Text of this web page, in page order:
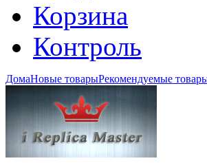
Корзина
Контроль
ДомаНовые товарыРекомендуемые